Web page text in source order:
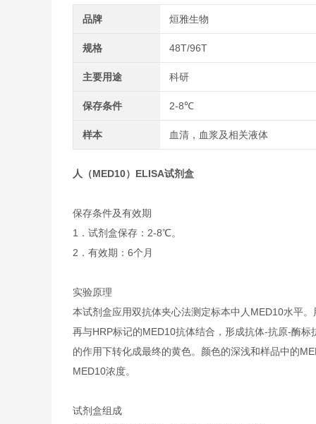
品牌 烜雅生物
规格 48T/96T
主要用途 科研
保存条件 2-8℃
样本 血清，血浆及相关液体
人（MED10）ELISA试剂盒
保存条件及有效期
1．试剂盒保存：2-8℃。
2．有效期：6个月
实验原理
本试剂盒应用双抗体夹心法测定标本中人MED10水平
再与HRP标记的MED10抗体结合，形成抗体-抗原-酶
的作用下转化成最终的黄色。颜色的深浅和样品中的
MED10浓度。
试剂盒组成